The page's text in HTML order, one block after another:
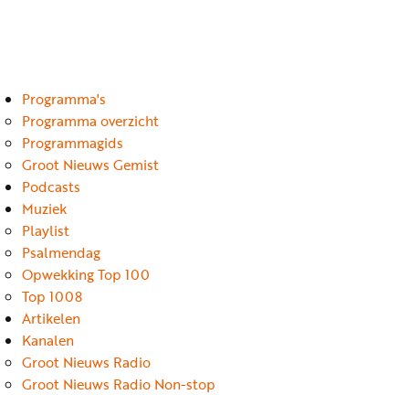
Programma's
Programma overzicht
Programmagids
Groot Nieuws Gemist
Podcasts
Muziek
Playlist
Psalmendag
Opwekking Top 100
Top 1008
Artikelen
Kanalen
Groot Nieuws Radio
Groot Nieuws Radio Non-stop
Podcasts
Muziek
Artikelen
Kanalen
Steun
onze
missie
Info